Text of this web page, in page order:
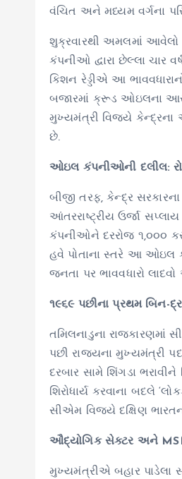
વંચિત અને મધ્યમ વર્ગના
શુક્રવારથી અમલમાં આવેલો
કંપનીઓ દ્વારા છેલ્લા ચાર
કિશન રેડ્ડીએ આ
બજારમાં ક્રૂડ ઓઇલના
મુખ્યમંત્રી વિજયે કેન્દ્રના
છે.
ઓઇલ કંપનીઓની દલીલ:
બીજી તરફ, કેન્દ્ર
આંતરરાષ્ટ્રીય ઉર્જા
કંપનીઓને દરરોજ ૧,૦૦૦
હવે પોતાના સ્તરે આ ઓઇલ
જનતા પર ભાવવધારો લાદવો
૧૯૬૯ પછીના પ્રથમ બિન-
તમિલનાડુના
પછી રાજ્યના મુખ્યમંત્રી પદ
દરબાર સામે શિંગડા
શિરોધાર્ય કરવાના બદલે
સીએમ વિજયે દક્ષિણ
ઔદ્યોગિક સેક્ટર અને
મુખ્યમંત્રીએ બહાર પાડેલા